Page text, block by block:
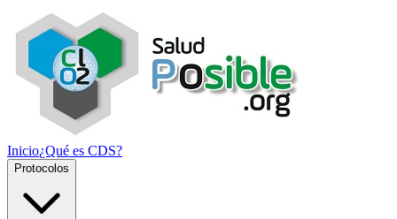
Inicio¿Qué es CDS?
Protocolos